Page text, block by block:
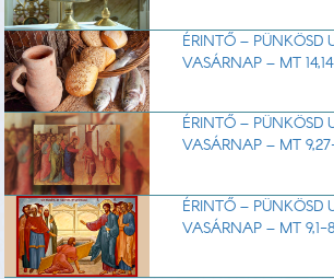
ÉRINTŐ – PÜNKÖSD
VASÁRNAP – MT
ÉRINTŐ – PÜNKÖSD
VASÁRNAP – MT
ÉRINTŐ – PÜNKÖSD
VASÁRNAP – MT 9,1-8